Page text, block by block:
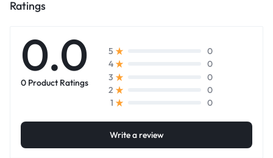
Ratings
0.0
0 Product Ratings
5
0
4
0
3
0
2
0
1
0
Write a review